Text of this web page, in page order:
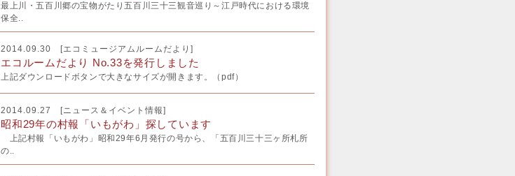
最上川・五百川郷の宝物がたり五百川三十三観音巡り～江戸時代における環境
保全..
2014.09.30 [エコミュージアムルームだより ]
エコルームだより No.33を発行しました
上記ダウンロードボタンで大きなサイズが開きます。（pdf）
2014.09.27 [ニュース＆イベント情報]
昭和29年の村報「いもがわ」探しています
上記村報「いもがわ」昭和29年6月発行の号から、「五百川三十三ヶ所札所
の..